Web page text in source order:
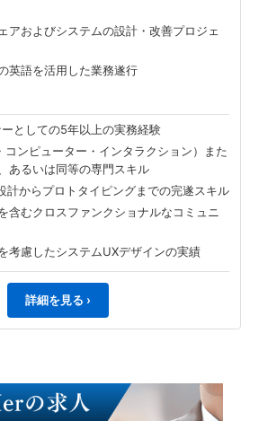
アおよびシステムの設計・改善プロジェ
英語を活用した業務遂行
としての5年以上の実務経験
コンピューター・インタラクション）また
あるいは同等の専門スキル
計からプロトタイピングまでの完遂スキル
含むクロスファンクショナルなコミュニ
考慮したシステムUXデザインの実績
詳細を見る ›